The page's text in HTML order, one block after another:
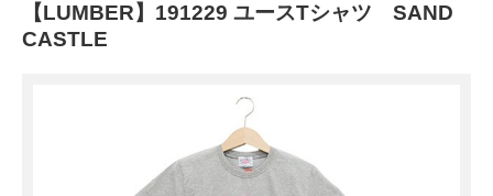
【LUMBER】191229 ユースTシャツ SAND
CASTLE